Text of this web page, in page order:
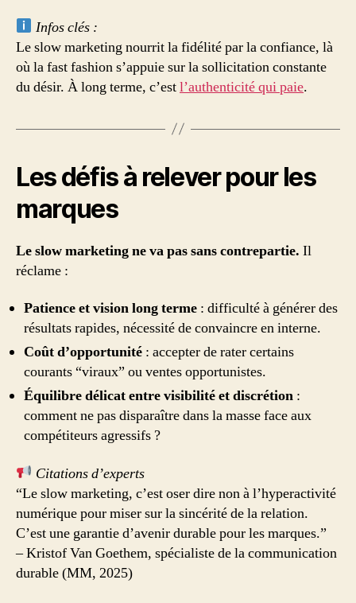
Infos clés :
Le slow marketing nourrit la fidélité par la confiance, là
où la fast fashion s’appuie sur la sollicitation constante
du désir. À long terme, c’estl’authenticité qui paie.
Les défis à relever pour les
marques
Le slow marketing ne va pas sans contrepartie. Il
réclame :
Patience et vision long terme : difficulté à générer des
résultats rapides, nécessité de convaincre en interne.
Coût d’opportunité : accepter de rater certains
courants “viraux” ou ventes opportunistes.
Équilibre délicat entre visibilité et discrétion :
comment ne pas disparaître dans la masse face aux
compétiteurs agressifs ?
Citations d’experts
“Le slow marketing, c’est oser dire non à l’hyperactivité
numérique pour miser sur la sincérité de la relation.
C’est une garantie d’avenir durable pour les marques.”
– Kristof Van Goethem, spécialiste de la communication
durable (MM, 2025)